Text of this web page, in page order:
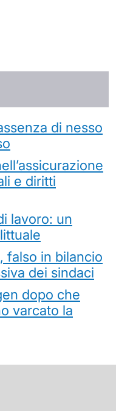
di nesso
e diritti
lavoro: un
falso in bilancio
dei sindaci
dopo che
varcato la